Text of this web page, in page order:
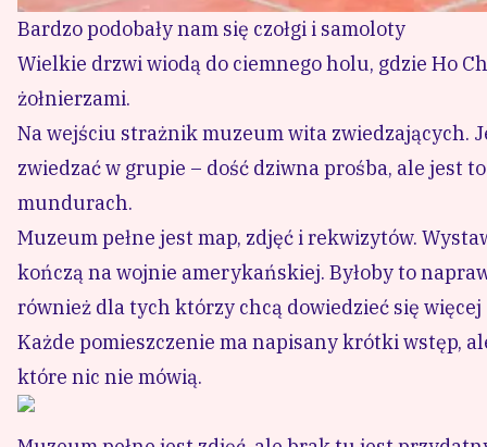
Bardzo podobały nam się czołgi i samoloty
Wielkie drzwi wiodą do ciemnego holu, gdzie Ho
żołnierzami.
Na wejściu strażnik muzeum wita zwiedzających.
zwiedzać w grupie – dość dziwna prośba, ale jest
mundurach.
Muzeum pełne jest map, zdjęć i rekwizytów.
kończą na wojnie amerykańskiej. Byłoby to
również dla tych którzy chcą dowiedzieć się
Każde pomieszczenie ma napisany krótki wstęp,
które nic nie mówią.